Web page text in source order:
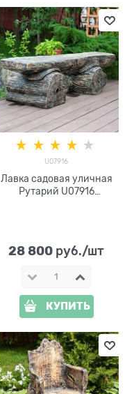
U07916
Лавка садовая уличная
Рутарий U07916
28 800 руб./шт
КУПИТЬ